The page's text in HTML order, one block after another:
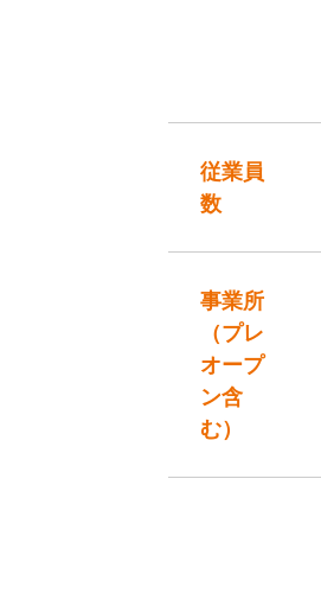
従業員
数
事業所
（プレ
オープ
ン含
む）